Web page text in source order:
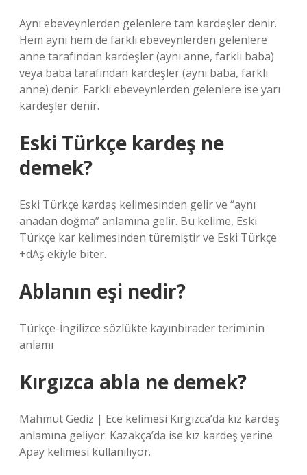
Aynı ebeveynlerden gelenlere tam kardeşler denir.
Hem aynı hem de farklı ebeveynlerden gelenlere
anne tarafından kardeşler (aynı anne, farklı baba)
veya baba tarafından kardeşler (aynı baba, farklı
anne) denir. Farklı ebeveynlerden gelenlere ise yarı
kardeşler denir.
Eski Türkçe kardeş ne
demek?
Eski Türkçe kardaş kelimesinden gelir ve “aynı
anadan doğma” anlamına gelir. Bu kelime, Eski
Türkçe kar kelimesinden türemiştir ve Eski Türkçe
+dAş ekiyle biter.
Ablanın eşi nedir?
Türkçe-İngilizce sözlükte kayınbirader teriminin
anlamı
Kırgızca abla ne demek?
Mahmut Gediz | Ece kelimesi Kırgızca’da kız kardeş
anlamına geliyor. Kazakça’da ise kız kardeş yerine
Apay kelimesi kullanılıyor.